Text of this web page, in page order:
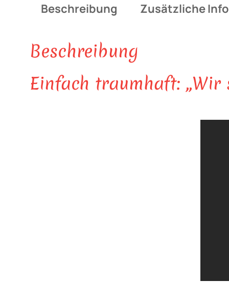
Beschreibung Zusätzliche
Beschreibung
Einfach traumhaft: „Wir